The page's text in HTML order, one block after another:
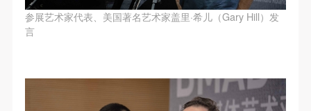
参展艺术家代表、美国著名艺术家盖里·希儿（Gary Hill）发
言
附则
（1）、本协议未尽事宜，经双方友好协商后可作为
起生效。
（3）、本协议包括纸质档和电子档，纸质档—式二
附则
（1）、本协议未尽事宜，经双方友好协商后可作为
起生效。
（3）、本协议包括纸质档和电子档，纸质档—式二
附则
（1）、本协议未尽事宜，经双方友好协商后可作为
起生效。
（3）、本协议包括纸质档和电子档，纸质档—式二